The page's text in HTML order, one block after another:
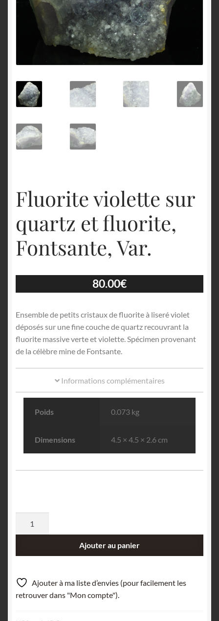
Fluorite violette sur
quartz et fluorite,
Fontsante, Var.
80.00€
Ensemble de petits cristaux de fluorite à liseré violet
déposés sur une fine couche de quartz recouvrant la
fluorite massive verte et violette. Spécimen provenant
de la célèbre mine de Fontsante.
Informations complémentaires
Poids 0.073 kg
Dimensions 4.5 × 4.5 × 2.6 cm
violette
quartz
Ajouter au panier
Ajouter à ma liste d’envies (pour facilement les
retrouver dans "Mon compte").